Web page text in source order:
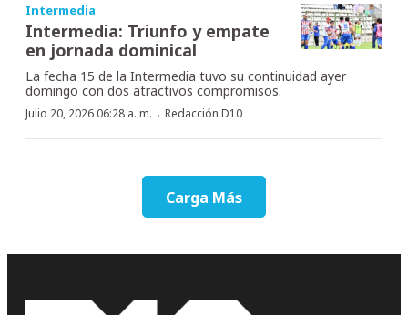
Intermedia
Intermedia: Triunfo y empate
en jornada dominical
La fecha 15 de la Intermedia tuvo su continuidad ayer
domingo con dos atractivos compromisos.
Julio 20, 2026 06:28 a. m. · Redacción D10
Carga Más